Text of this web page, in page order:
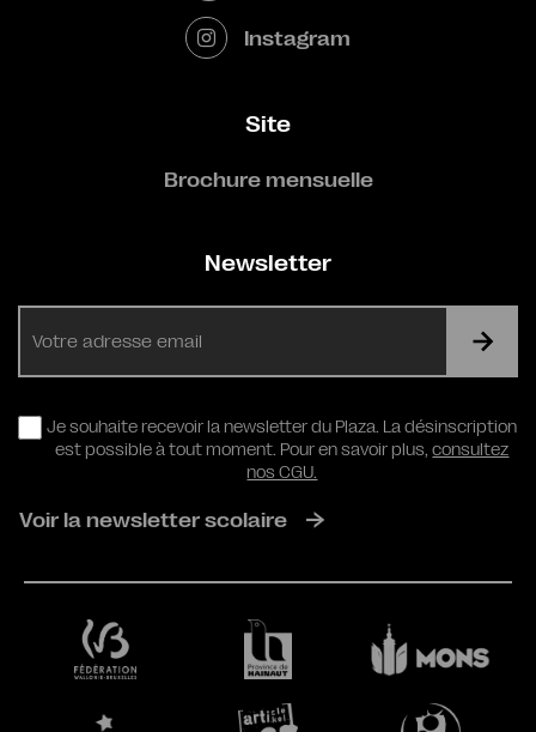
Instagram
Site
Brochure mensuelle
Newsletter
RGPD
Je souhaite recevoir la newsletter du Plaza. La désinscription
est possible à tout moment. Pour en savoir plus,consultez
nos CGU.
Voir la newsletter scolaire